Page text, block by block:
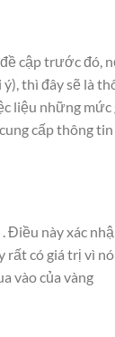
cập trước đó,
thì đây sẽ là
liệu những mức
cấp thông tin
Điều này xác
rất có giá trị vì nó
vào của vàng